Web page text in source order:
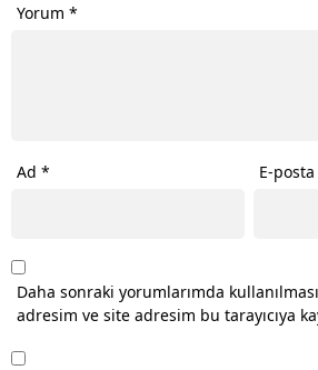
Yorum *
Ad * E-
Daha sonraki yorumlarımda
adresim ve site adresim bu tarayıcıya